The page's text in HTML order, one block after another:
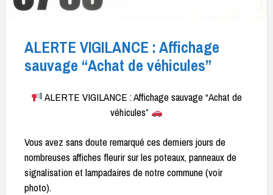
ALERTE VIGILANCE : Affichage
sauvage “Achat de véhicules”
ALERTE VIGILANCE : Affichage sauvage “Achat de
véhicules”
Vous avez sans doute remarqué ces derniers jours de
nombreuses affiches fleurir sur les poteaux, panneaux de
signalisation et lampadaires de notre commune (voir
photo).